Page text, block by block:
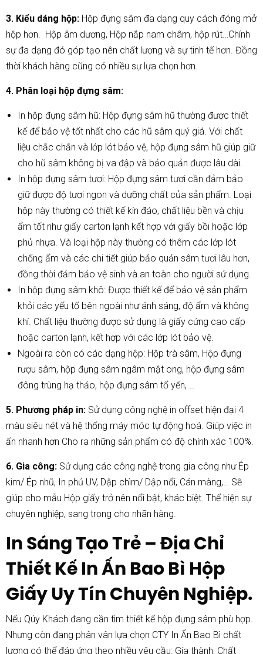
3. Kiểu dáng hộp: Hộp đựng sâm đa dạng quy cách đóng mở
hộp hơn. Hộp âm dương, Hộp nắp nam châm, hộp rút…Chính
sự đa dạng đó góp tạo nên chất lượng và sự tinh tế hơn. Đồng
thời khách hàng cũng có nhiều sự lựa chọn hơn.
4. Phân loại hộp đựng sâm:
In hộp đựng sâm hũ: Hộp đựng sâm hũ thường được thiết
kế để bảo vệ tốt nhất cho các hũ sâm quý giá. Với chất
liệu chắc chắn và lớp lót bảo vệ, hộp đựng sâm hũ giúp giữ
cho hũ sâm không bị va đập và bảo quản được lâu dài.
In hộp đựng sâm tươi: Hộp đựng sâm tươi cần đảm bảo
giữ được độ tươi ngon và dưỡng chất của sản phẩm. Loại
hộp này thường có thiết kế kín đáo, chất liệu bền và chịu
ẩm tốt như giấy carton lạnh kết hợp với giấy bồi hoặc lớp
phủ nhựa. Và loại hộp này thường có thêm các lớp lót
chống ẩm và các chi tiết giúp bảo quản sâm tươi lâu hơn,
đồng thời đảm bảo vệ sinh và an toàn cho người sử dụng.
In hộp đựng sâm khô: Được thiết kế để bảo vệ sản phẩm
khỏi các yếu tố bên ngoài như ánh sáng, độ ẩm và không
khí. Chất liệu thường được sử dụng là giấy cứng cao cấp
hoặc carton lạnh, kết hợp với các lớp lót bảo vệ.
Ngoài ra còn có các dạng hộp: Hộp trà sâm, Hộp đựng
rượu sâm, hộp đựng sâm ngâm mật ong, hộp đựng sâm
đông trùng hạ thảo, hộp đựng sâm tổ yến, …
5. Phương pháp in: Sử dụng công nghệ in offset hiện đại 4
màu siêu nét và hệ thống máy móc tự động hoá. Giúp việc in
ấn nhanh hơn Cho ra những sản phẩm có độ chính xác 100%.
6. Gia công: Sử dụng các công nghệ trong gia công như Ép
kim/ Ép nhũ, In phủ UV, Dập chìm/ Dập nổi, Cán màng,… Sẽ
giúp cho mẫu Hộp giấy trở nên nổi bật, khác biệt. Thể hiện sự
chuyên nghiệp, sang trọng cho nhãn hàng.
In Sáng Tạo Trẻ – Địa Chỉ
Thiết Kế In Ấn Bao Bì Hộp
Giấy Uy Tín Chuyên Nghiệp.
Nếu Qúy Khách đang cần tìm thiết kế hộp đựng sâm phù hợp.
Nhưng còn đang phân vân lựa chọn CTY In Ấn Bao Bì chất
lượng có thể đáp ứng theo nhiều yêu cầu: Gía thành, Chất